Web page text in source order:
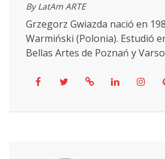
By LatAm ARTE
Grzegorz Gwiazda nació en
Warmiński (Polonia). Estudió
Bellas Artes de Poznań y